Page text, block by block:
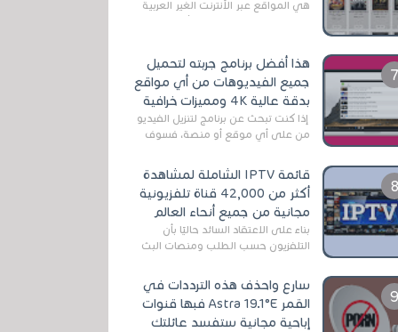
هي المواقع عبر الأنترنت الغير العربية
التي تقدم خدمة تحميل الأفلام على
هذا أفضل برنامج جربته لتحميل
جميع الفيديوهات من أي مواقع
بدقة عالية 4K ومميزات خرافية
إذا كنت تبحث عن برنامج لتنزيل الفيديو
من على أي موقع أو منصة، فسوف
الخاصة بالبرامج والتطبيقات في هذا
المج...
قائمة IPTV الشاملة لمشاهدة
أكثر من 42,000 قناة تلفزيونية
مجانية من جميع أنحاء العالم
بناءً على الاعتقاد السائد حاليًا بأن
التلفزيون حسب الطلب ومنصات البث
سارع واحذف هذه الترددات في
القمر Astra 19.1°E فبها قنوات
إباحية مجانية ستفسد عائلتك